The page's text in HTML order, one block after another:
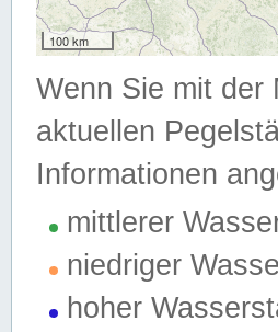
100 km
Wenn Sie mit der
aktuellen
Informationen
mittlerer
niedriger
hoher